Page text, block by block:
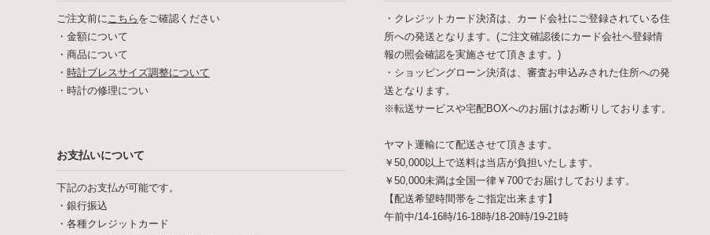
ご注文前にこちら をご確認ください
・ 金額について
・ 商品について
・ 時計ブレスサイズ調整について
・ 時計の修理につい
お支払いについて
下記のお支払が可能です。
・銀行振込
・各種クレジットカード
・クレジットカード決済は、カード会社にご登録されている住
所への発送となります。(ご注文確認後にカード会社へ登録情
報の照会確認を実施させて頂きます。)
・ショッピングローン決済は、審査お申込みされた住所への発
送となります。
※転送サービスや宅配BOXへのお届けはお断りしております。
ヤマト運輸にて配送させて頂きます。
￥50,000以上で送料は当店が負担いたします。
￥50,000未満は全国一律￥700でお届けしております。
【配送希望時間帯をご指定出来ます】
午前中/14-16時/16-18時/18-20時/19-21時